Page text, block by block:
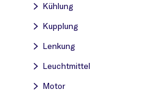
Kühlung
Kupplung
Lenkung
Leuchtmittel
Motor